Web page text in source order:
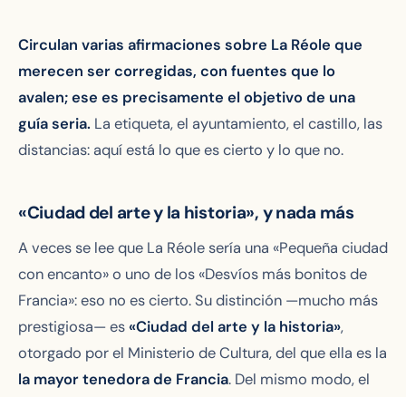
Circulan varias afirmaciones sobre La Réole que
merecen ser corregidas, con fuentes que lo
avalen; ese es precisamente el objetivo de una
guía seria. La etiqueta, el ayuntamiento, el castillo, las
distancias: aquí está lo que es cierto y lo que no.
«Ciudad del arte y la historia», y nada más
A veces se lee que La Réole sería una «Pequeña ciudad
con encanto» o uno de los «Desvíos más bonitos de
Francia»: eso no es cierto. Su distinción —mucho más
prestigiosa— es«Ciudad del arte y la historia»,
otorgado por el Ministerio de Cultura, del que ella es la
la mayor tenedora de Francia. Del mismo modo, el